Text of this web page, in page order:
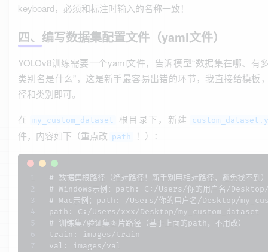
keyboard，必须和标注时输入的名称一致！
四、编写数据集配置文件（yaml文件）
YOLOv8训练需要一个yaml文件，告诉模型“数据集在哪、有
类别名是什么”，这是新手最容易出错的环节，我直接给模板
径和类别即可。
在
my_custom_dataset 根目录下，新建
件，内容如下（重点改 path ！）：
# 数据集根路径（绝对路径！新手别用相对路径，避免找不到）
# Windows示例：path: C:/Users/你的用户名/
# Mac示例：path: /Users/你的用户名/Desktop/
path: C:/Users/xxx/Desktop/
# 训练集/验证集图片路径（基于上面的path，不用改）
train: images/train
val: images/val